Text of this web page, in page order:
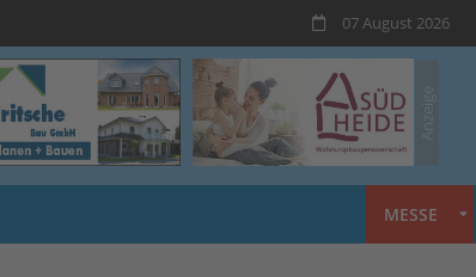
07 August 2026
MESSE